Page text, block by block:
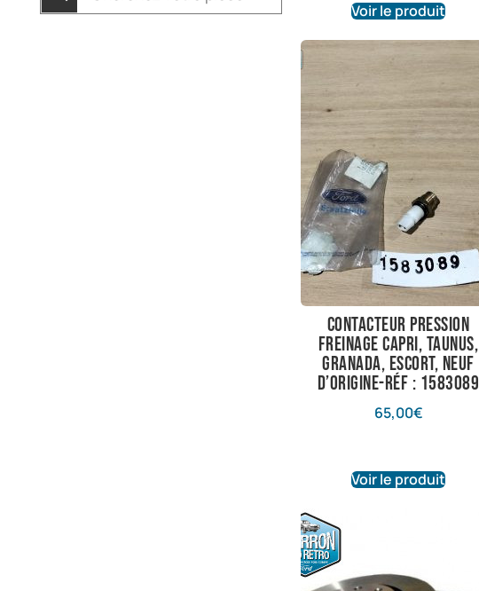
Voir le produit
contacteur pression
freinage capri, taunus,
granada, escort, neuf
d’origine-réf : 1583089
65,00€
Voir le produit